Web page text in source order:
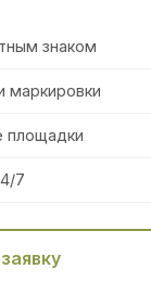
знаком
маркировки
площадки
7